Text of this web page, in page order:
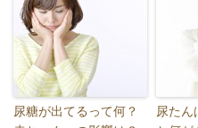
尿糖が出てるって何？
尿たん